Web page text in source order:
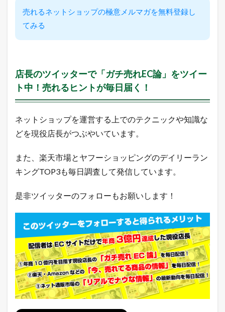
ヤ
ー
シ
ン
グ
売
れ
ラ
ン
キ
2.3
a
n
売
れ
筋
ラ
ン
キ
ン
グ
売れるネットショップの極意メルマガを無料登録し
てみる
店長のツイッターで「ガチ売れEC論」をツイー
ト中！売れるヒントが毎日届く！
ネットショップを運営する上でのテクニックや知識な
どを現役店長がつぶやいています。
また、楽天市場とヤフーショッピングのデイリーラン
キングTOP3も毎日調査して発信しています。
是非ツイッターのフォローもお願いします！